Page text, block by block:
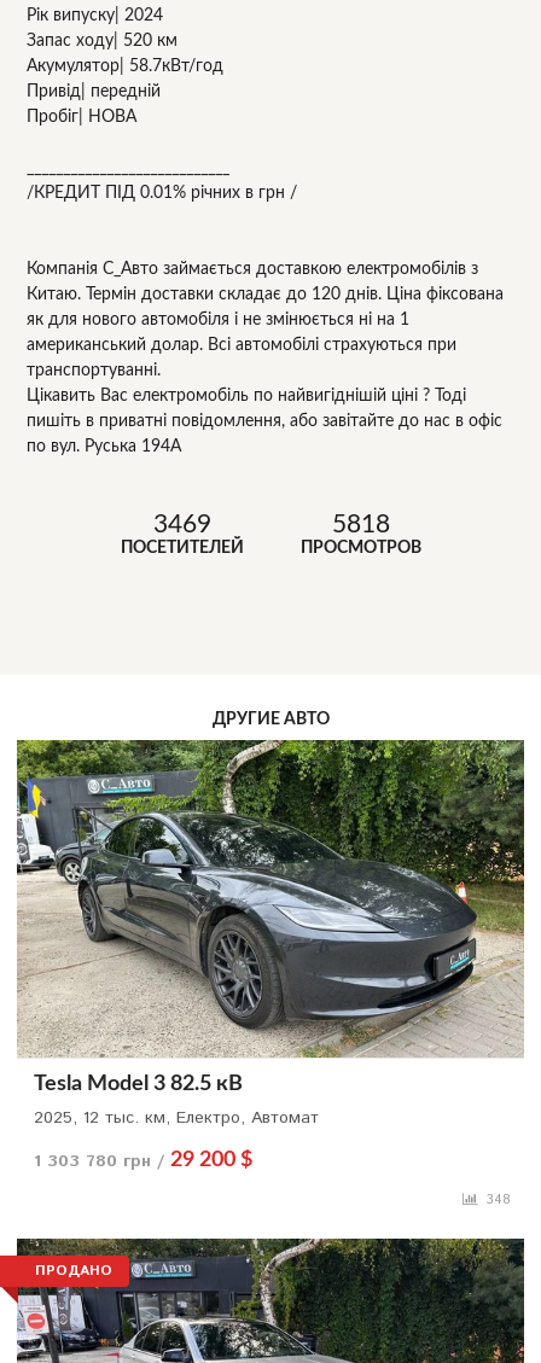
Рік випуску| 2024
Запас ходу| 520 км
Акумулятор| 58.7кВт/год
Привід| передній
Пробіг| НОВА
/КРЕДИТ ПІД 0.01% річних в грн /
Компанія С_Авто займається доставкою електромобілів з
Китаю. Термін доставки складає до 120 днів. Ціна фіксована
як для нового автомобіля і не змінюється ні на 1
американський долар. Всі автомобілі страхуються при
транспортуванні.
Цікавить Вас електромобіль по найвигіднішій ціні ? Тоді
пишіть в приватні повідомлення, або завітайте до нас в офіс
по вул. Руська 194A
3469
ПОСЕТИТЕЛЕЙ
5818
ПРОСМОТРОВ
ДРУГИЕ АВТО
Tesla Model 3 82.5 кВ
2025, 12 тыс. км, Електро, Автомат
1 303 780 грн / 29 200 $
348
ПРОДАНО